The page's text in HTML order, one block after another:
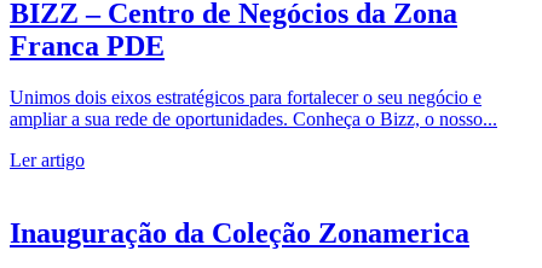
BIZZ – Centro de Negócios da Zona
Franca PDE
Unimos dois eixos estratégicos para fortalecer o seu negócio e
ampliar a sua rede de oportunidades. Conheça o Bizz, o nosso...
Ler artigo
Inauguração da Coleção Zonamerica